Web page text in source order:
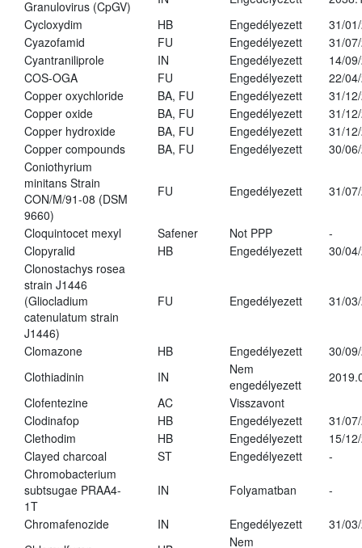
Granulovirus (CpGV)
Cycloxydim
HB Engedélyezett
31/
Cyazofamid
FU Engedélyezett
31/
Cyantraniliprole
IN Engedélyezett
14/
COS-OGA
FU Engedélyezett
22/
Copper oxychloride
BA, FU Engedélyezett
31/
Copper oxide
BA, FU Engedélyezett
31/
Copper hydroxide
BA, FU Engedélyezett
31/
Copper compounds
BA, FU Engedélyezett
30/
Coniothyrium
minitans Strain
CON/M/91-08 (DSM
9660)
FU Engedélyezett 31/
Cloquintocet mexyl Safener Not PPP
-
Clopyralid
HB Engedélyezett
30/
Clonostachys rosea
strain J1446
(Gliocladium
catenulatum strain
J1446)
FU Engedélyezett 31/
Clomazone HB Engedélyezett
30/
Clothiadinin
IN
Nem
engedélyezett
Clofentezine
AC
Visszavont
Clodinafop
HB Engedélyezett
31/
Clethodim
HB Engedélyezett
15/
Clayed charcoal
ST Engedélyezett
-
Chromobacterium
subtsugae PRAA4-
1T
IN Folyamatban -
Chromafenozide IN Engedélyezett
31/
Nem